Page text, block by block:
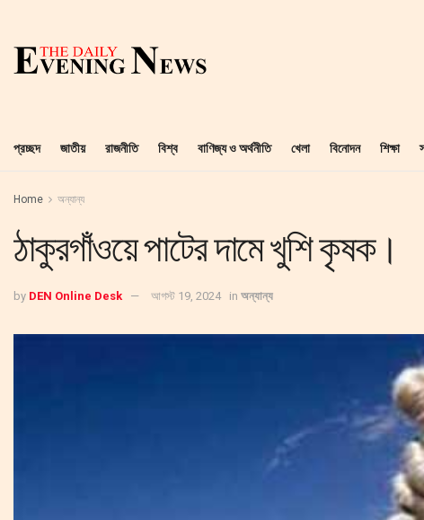
প্রচ্ছদ জাতীয় রাজনীতি বিশ্ব বাণিজ্য ও অর্থনীতি খেলা বিনোদন শিক্ষা
Home অন্যান্য
ঠাকুরগাঁওয়ে পাটের দামে খুশি কৃষক।
by DEN Online Desk আগস্ট 19, 2024 in অন্যান্য